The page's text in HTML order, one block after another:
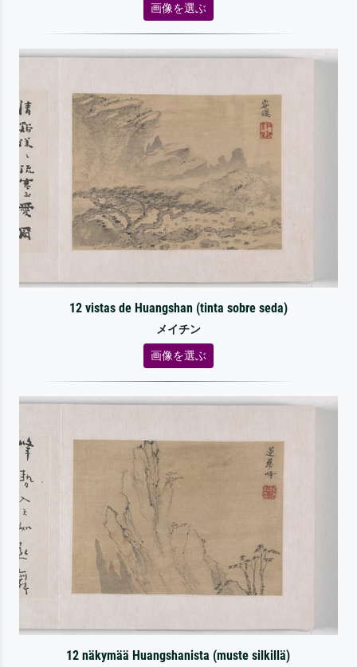
画像を選ぶ
12 vistas de Huangshan (tinta sobre seda)
メイチン
画像を選ぶ
12 näkymää Huangshanista (muste silkillä)